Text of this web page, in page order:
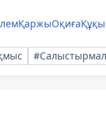
ҚаржыОқиға